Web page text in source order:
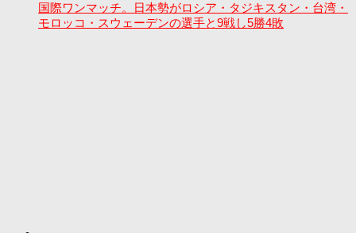
国際ワンマッチ。日本勢がロシア・タジキスタン・台湾・
モロッコ・スウェーデンの選手と9戦し5勝4敗